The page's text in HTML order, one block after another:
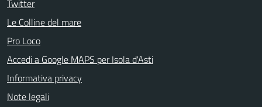
Twitter
Le Colline del mare
Pro Loco
Accedi a Google MAPS per Isola d'Asti
Informativa privacy
Note legali